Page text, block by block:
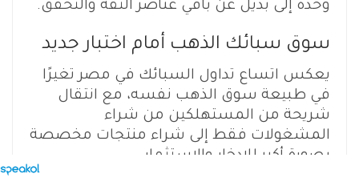
وحده إلى بديل عن باقي عناصر الثقة والتحقق.
سوق سبائك الذهب أمام اختبار جديد
يعكس اتساع تداول السبائك في مصر تغيرًا
في طبيعة سوق الذهب نفسه، مع انتقال
شريحة من المستهلكين من شراء
المشغولات فقط إلى شراء منتجات مخصصة
بصورة أكبر للادخار والاستثمار.